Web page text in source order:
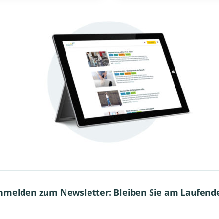
zum Newsletter: Bleiben Sie am